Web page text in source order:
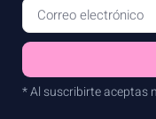
* Al suscribirte aceptas